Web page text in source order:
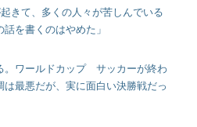
きて、多くの人々が苦しんでいる
を書くのはやめた」
。ワールドカップ サッカーが終わ
は最悪だが、実に面白い決勝戦だっ